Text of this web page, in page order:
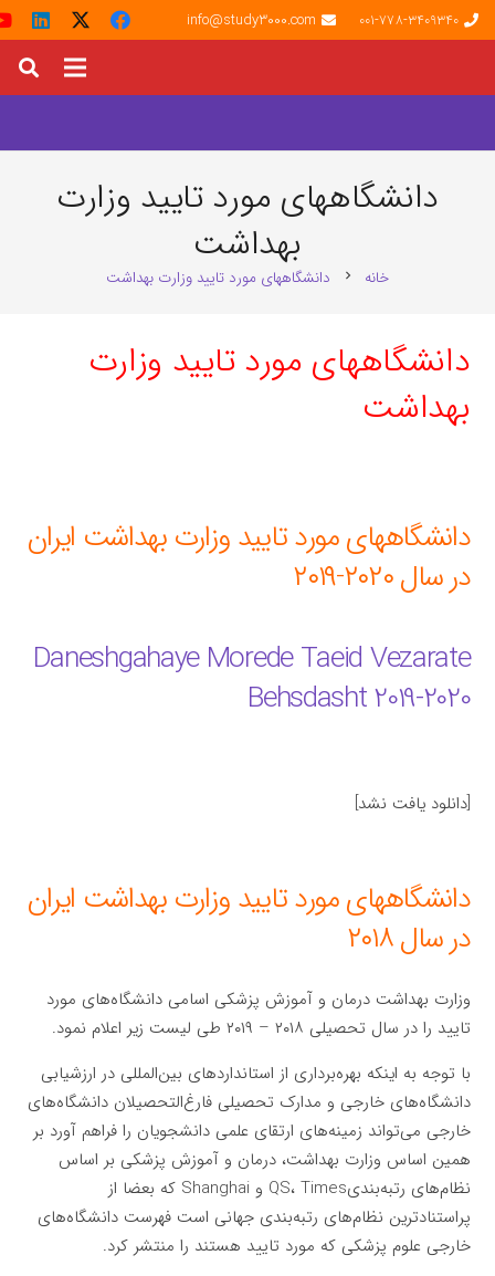
001-778-3409340
info@study3000.com
دانشگاههای مورد تایید وزارت
بهداشت
خانه chevron_right دانشگاههای مورد تایید وزارت بهداشت
دانشگاههای مورد تایید وزارت
بهداشت
دانشگاههای مورد تایید وزارت بهداشت ایران
در سال ۲۰۲۰-۲۰۱۹
Daneshgahaye Morede Taeid Vezarate
Behsdasht 2019-2020
[دانلود یافت نشد]
دانشگاههای مورد تایید وزارت بهداشت ایران
در سال ۲۰۱۸
وزارت بهداشت درمان و آموزش پزشکی اسامی دانشگاه‌های مورد
تایید را در سال تحصیلی ۲۰۱۸ – ۲۰۱۹ طی لیست زیر اعلام نمود.
با توجه به اینکه بهره‌برداری از استانداردهای بین‌المللی در ارزشیابی
دانشگاه‌های خارجی و مدارک تحصیلی فارغ‌التحصیلان دانشگاه‌های
خارجی می‌تواند زمینه‌های ارتقای علمی دانشجویان را فراهم آورد بر
همین اساس وزارت بهداشت، درمان و آموزش پزشکی بر اساس
نظام‌های رتبه‌بندیQS، Times و Shanghai که بعضا از
پراستنادترین نظام‌های رتبه‌بندی جهانی است فهرست دانشگاه‌های
خارجی علوم پزشکی که مورد تایید هستند را منتشر کرد.